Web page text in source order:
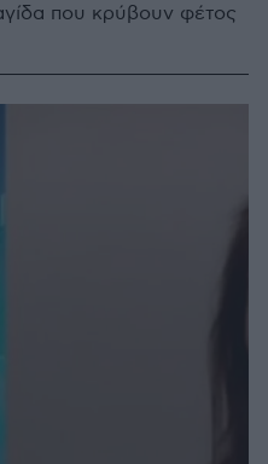
που κρύβουν φέτος